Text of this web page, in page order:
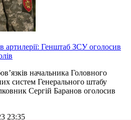
в артилерії: Генштаб ЗСУ оголосив
начальника Головного
систем Генерального штабу
Сергій Баранов оголосив
23:35